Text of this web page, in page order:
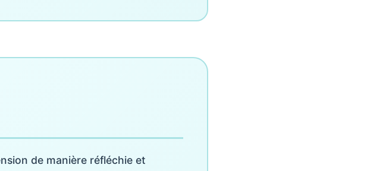
de manière réfléchie et